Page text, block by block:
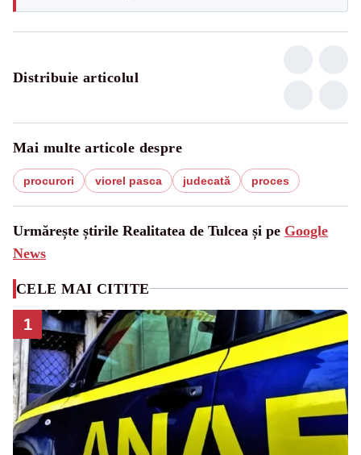
Distribuie articolul
Mai multe articole despre
procurori viorel pasca judecată proces
Urmărește știrile Realitatea de Tulcea și pe Google
News
CELE MAI CITITE
1